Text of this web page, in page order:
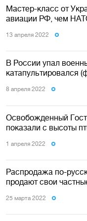
Мастер-класс от
авиации РФ, чем
13 апреля 2022
В России упал
катапультировался
8 апреля 2022
Освобожденный
показали с высоты
1 апреля 2022
Распродажа по-
продают свои
25 марта 2022